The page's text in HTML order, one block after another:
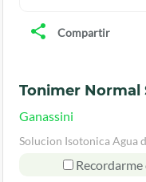
Compartir
Tonimer Normal
Ganassini
Solucion Isotonica Agua